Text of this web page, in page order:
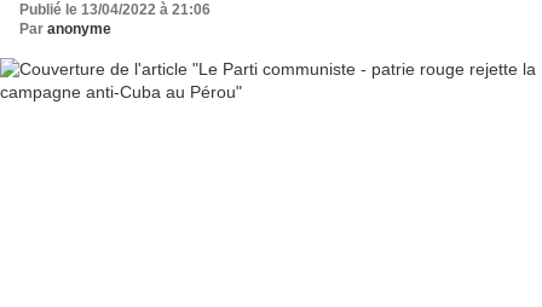
Publié le 13/04/2022 à 21:06
Par anonyme